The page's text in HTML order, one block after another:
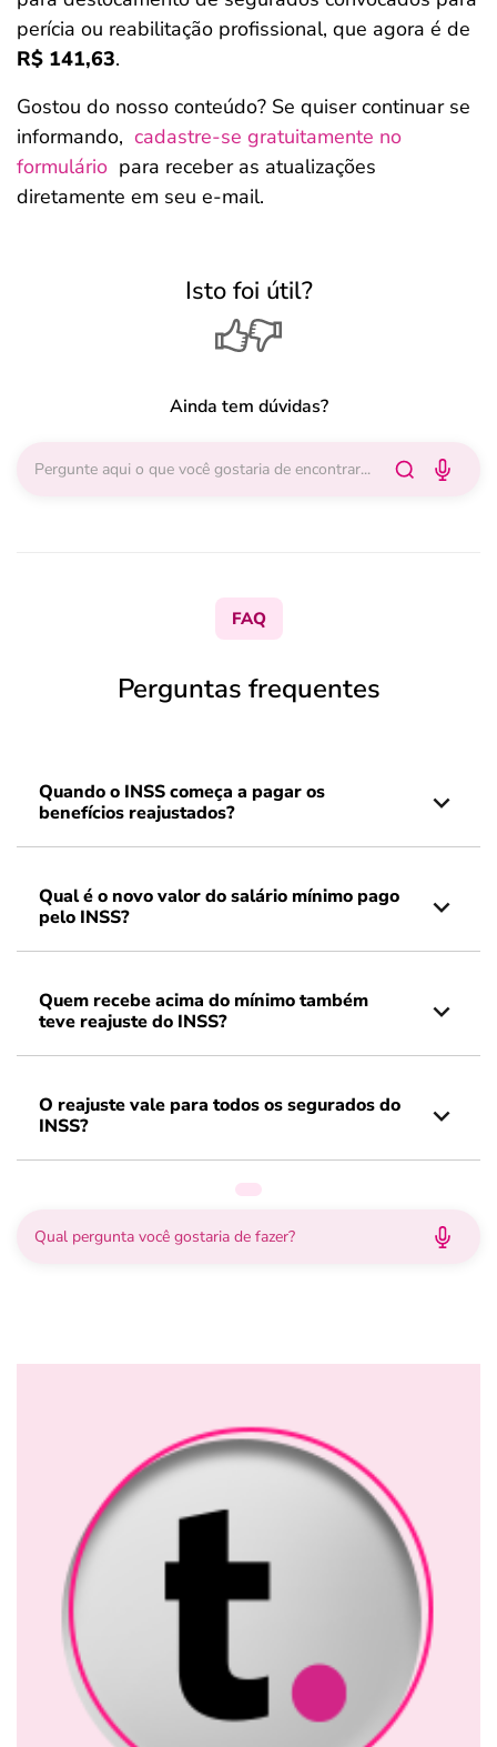
perícia ou reabilitação profissional, que agora é de
R$ 141,63.
Gostou do nosso conteúdo? Se quiser continuar se
informando, cadastre-se gratuitamente no
formulário para receber as atualizações
diretamente em seu e-mail.
Isto foi útil?
Ainda tem dúvidas?
FAQ
Perguntas frequentes
Quando o INSS começa a pagar os
benefícios reajustados?
Qual é o novo valor do salário mínimo pago
pelo INSS?
Quem recebe acima do mínimo também
teve reajuste do INSS?
O reajuste vale para todos os segurados do
INSS?